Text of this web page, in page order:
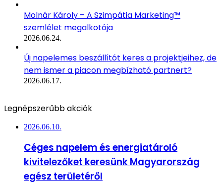
Molnár Károly – A Szimpátia Marketing™
szemlélet megalkotója
2026.06.24.
Új napelemes beszállítót keres a projektjeihez, de
nem ismer a piacon megbízható partnert?
2026.06.17.
Legnépszerűbb akciók
2026.06.10.
Céges napelem és energiatároló
kivitelezőket keresünk Magyarország
egész területéről